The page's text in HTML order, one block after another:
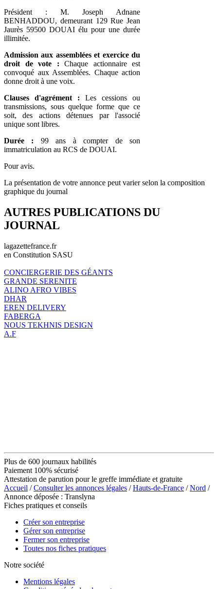
Président : M. Joseph Adnane
BENHADDOU, demeurant 129 Rue Jean
Jaurès 59500 DOUAI élu pour une durée
illimitée.
Admission aux assemblées et exercice du
droit de vote : Chaque actionnaire est
convoqué aux Assemblées. Chaque action
donne droit à une voix.
Clauses d'agrément : Les cessions ou
transmissions, sous quelque forme que ce
soit, des actions détenues par l'associé
unique sont libres.
Durée : 99 ans à compter de son
immatriculation au RCS de DOUAI.
Pour avis.
La présentation de votre annonce peut varier selon la composition
graphique du journal
AUTRES PUBLICATIONS DU
JOURNAL
lagazettefrance.fr
en Constitution SASU
CONCIERGERIE DES GÉANTS
GRANDE SERENITE
ALINO AFRO VIBES
DHAR
EREN DELIVERY
FABERGA
NOUS TEKHNIS DESIGN
A.F
Plus de 600 journaux habilités
Paiement 100% sécurisé
Attestation de parution pour le greffe immédiate et gratuite
Accueil /Consulter les annonces légales /Hauts-de-France /Nord /
Annonce déposée : Translyna
Fiches pratiques et conseils
Créer son entreprise
Gérer son entreprise
Fermer son entreprise
Toutes nos fiches pratiques
Notre société
Mentions légales